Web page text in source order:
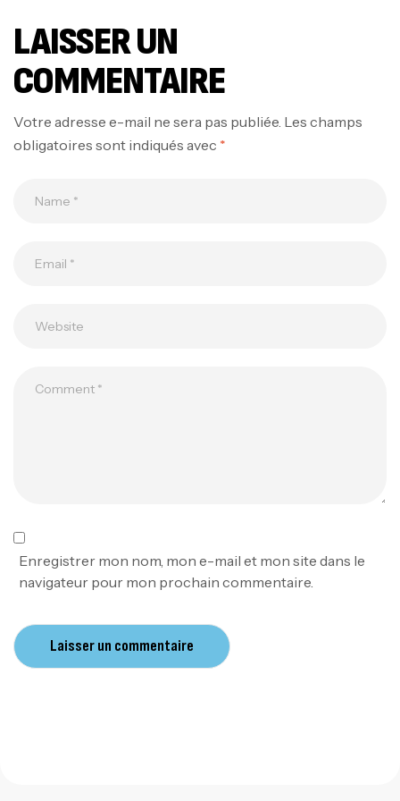
LAISSER UN
COMMENTAIRE
Votre adresse e-mail ne sera pas publiée. Les champs
obligatoires sont indiqués avec *
Enregistrer mon nom, mon e-mail et mon site dans le
navigateur pour mon prochain commentaire.
Laisser un commentaire